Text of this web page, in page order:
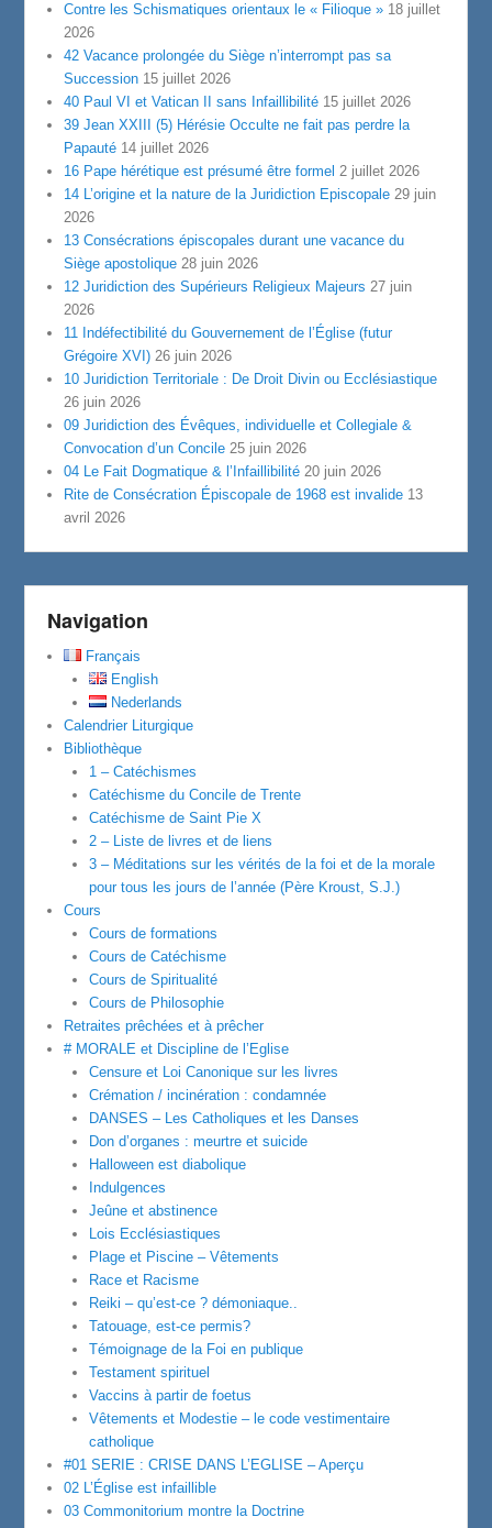
Contre les Schismatiques orientaux le « Filioque » 18 juillet
2026
42 Vacance prolongée du Siège n’interrompt pas sa
Succession 15 juillet 2026
40 Paul VI et Vatican II sans Infaillibilité 15 juillet 2026
39 Jean XXIII (5) Hérésie Occulte ne fait pas perdre la
Papauté 14 juillet 2026
16 Pape hérétique est présumé être formel 2 juillet 2026
14 L’origine et la nature de la Juridiction Episcopale 29 juin
2026
13 Consécrations épiscopales durant une vacance du
Siège apostolique 28 juin 2026
12 Juridiction des Supérieurs Religieux Majeurs 27 juin
2026
11 Indéfectibilité du Gouvernement de l’Église (futur
Grégoire XVI) 26 juin 2026
10 Juridiction Territoriale : De Droit Divin ou Ecclésiastique
26 juin 2026
09 Juridiction des Évêques, individuelle et Collegiale &
Convocation d’un Concile 25 juin 2026
04 Le Fait Dogmatique & l’Infaillibilité 20 juin 2026
Rite de Consécration Épiscopale de 1968 est invalide 13
avril 2026
Navigation
Français
English
Nederlands
Calendrier Liturgique
Bibliothèque
1 – Catéchismes
Catéchisme du Concile de Trente
Catéchisme de Saint Pie X
2 – Liste de livres et de liens
3 – Méditations sur les vérités de la foi et de la morale
pour tous les jours de l’année (Père Kroust, S.J.)
Cours
Cours de formations
Cours de Catéchisme
Cours de Spiritualité
Cours de Philosophie
Retraites prêchées et à prêcher
# MORALE et Discipline de l’Eglise
Censure et Loi Canonique sur les livres
Crémation / incinération : condamnée
DANSES – Les Catholiques et les Danses
Don d’organes : meurtre et suicide
Halloween est diabolique
Indulgences
Jeûne et abstinence
Lois Ecclésiastiques
Plage et Piscine – Vêtements
Race et Racisme
Reiki – qu’est-ce ? démoniaque..
Tatouage, est-ce permis?
Témoignage de la Foi en publique
Testament spirituel
Vaccins à partir de foetus
Vêtements et Modestie – le code vestimentaire
catholique
#01 SERIE : CRISE DANS L’EGLISE – Aperçu
02 L’Église est infaillible
03 Commonitorium montre la Doctrine